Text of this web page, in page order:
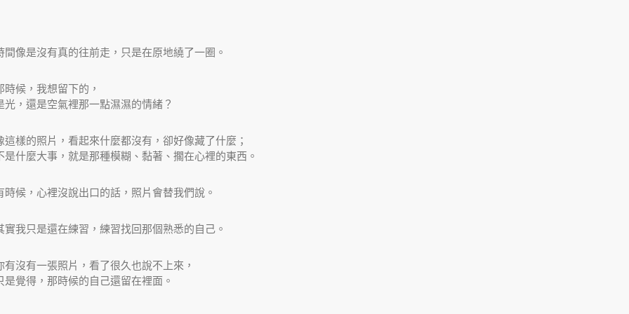
間像是沒有真的往前走，只是在原地繞了一圈。
時候，我想留下的，
光，還是空氣裡那一點濕濕的情緒？
這樣的照片，看起來什麼都沒有，卻好像藏了什麼；
是什麼大事，就是那種模糊、黏著、擱在心裡的東西。
時候，心裡沒說出口的話，照片會替我們說。
實我只是還在練習，練習找回那個熟悉的自己。
有沒有一張照片，看了很久也說不上來，
是覺得，那時候的自己還留在裡面。